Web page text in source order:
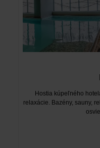
Hostia kúpeľného
relaxácie. Bazény, sauny,